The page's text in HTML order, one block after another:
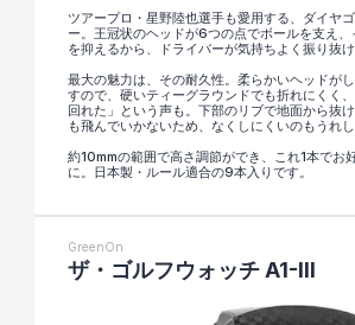
ツアープロ・星野陸也選手も愛用する、ダイヤ
ー。王冠状のヘッドが6つの点でボールを支え
を抑えるから、ドライバーが気持ちよく振り抜け
最大の魅力は、その耐久性。柔らかいヘッドが
すので、硬いティーグラウンドでも折れにくく
回れた」という声も。下部のリブで地面から抜
も飛んでいかないため、なくしにくいのもうれし
約10mmの範囲で高さ調節ができ、これ1本でお
に。日本製・ルール適合の9本入りです。
GreenOn
ザ・ゴルフウォッチ A1-III